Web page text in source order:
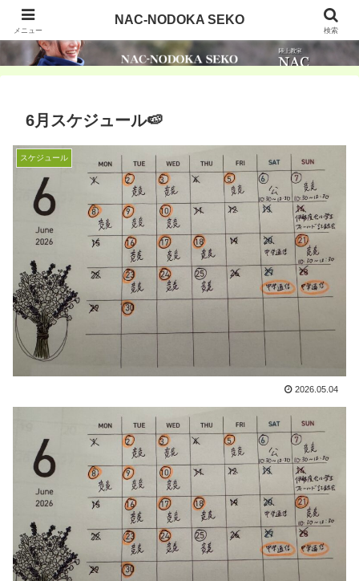
NAC-NODOKA SEKO
6月スケジュール🍉
スケジュール
2026.05.04
メニュー
NAC-NODOKA SEKO
検索